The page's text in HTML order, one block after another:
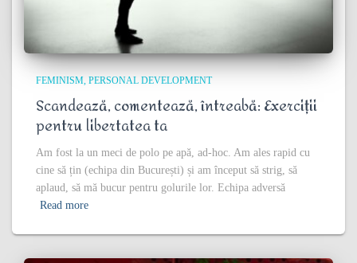
FEMINISM PERSONAL DEVELOPMENT
Scandează, comentează, întreabă: Exerciții
pentru libertatea ta
Am fost la un meci de polo pe apă, ad-hoc. Am ales rapid cu
cine să țin (echipa din București) și am început să strig, să
aplaud, să mă bucur pentru golurile lor. Echipa adversă
Read more